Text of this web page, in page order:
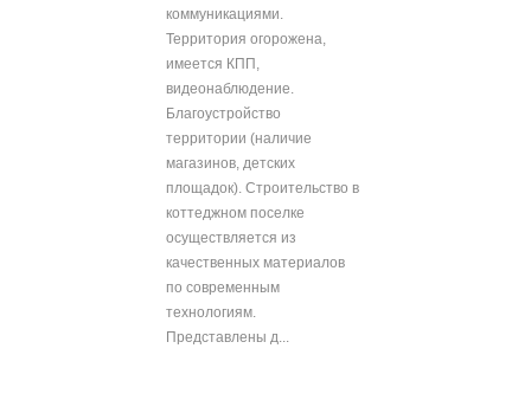
коммуникациями.
Территория огорожена,
имеется КПП,
видеонаблюдение.
Благоустройство
территории (наличие
магазинов, детских
площадок). Строительство в
коттеджном поселке
осуществляется из
качественных материалов
по современным
технологиям.
Представлены д...